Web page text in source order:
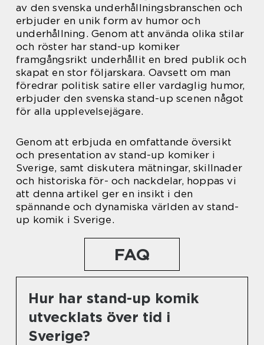
av den svenska underhållningsbranschen och
erbjuder en unik form av humor och
underhållning. Genom att använda olika stilar
och röster har stand-up komiker
framgångsrikt underhållit en bred publik och
skapat en stor följarskara. Oavsett om man
föredrar politisk satire eller vardaglig humor,
erbjuder den svenska stand-up scenen något
för alla upplevelsejägare.
Genom att erbjuda en omfattande översikt
och presentation av stand-up komiker i
Sverige, samt diskutera mätningar, skillnader
och historiska för- och nackdelar, hoppas vi
att denna artikel ger en insikt i den
spännande och dynamiska världen av stand-
up komik i Sverige.
FAQ
Hur har stand-up komik
utvecklats över tid i
Sverige?